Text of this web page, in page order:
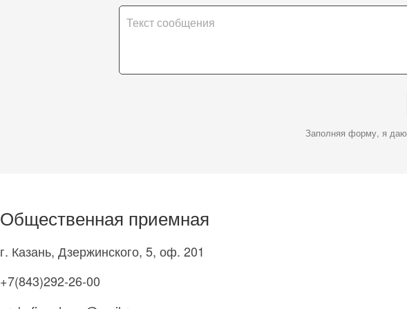
Заполняя форму, я даю
Общественная приемная
г. Казань, Дзержинского, 5, оф. 201
+7(843)292-26-00